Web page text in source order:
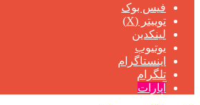
فیس بوک
توییتر (X)
لینکدین
یوتیوب
اینستاگرام
تلگرام
آپارات